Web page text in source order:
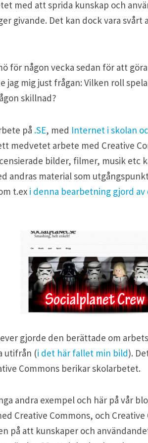
med att sprida kunskap och
givande. Det kan dock vara
för någon vecka sedan för att
jag mig just frågan: Vilken roll
skillnad?
på .SE, med Internet i skolan
medvetet arbete med Creative
bilder, filmer, musik etc
andras material som
t.ex i denna bearbetning gjord
gjorde den berättade om
utifrån (i det här fallet min bild).
Commons berikar skolarbetet.
andra exempel och här på vår
Creative Commons, och
på att kunskaper och